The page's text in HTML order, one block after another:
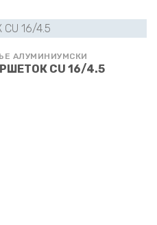
АЛУМИНИУМСКИ
CU 16/4.5